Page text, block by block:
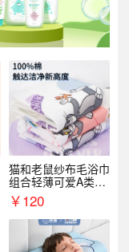
猫和老鼠纱布毛浴巾
组合轻薄可爱A类敏
感肌适用
￥120